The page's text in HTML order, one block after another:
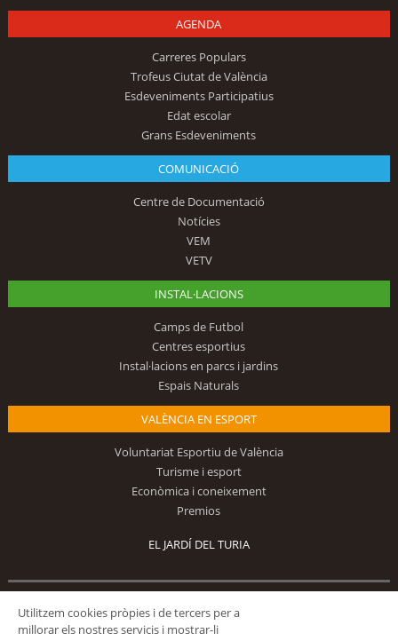
AGENDA
Carreres Populars
Trofeus Ciutat de València
Esdeveniments Participatius
Edat escolar
Grans Esdeveniments
COMUNICACIÓ
Centre de Documentació
Notícies
VEM
VETV
INSTAL·LACIONS
Camps de Futbol
Centres esportius
Instal·lacions en parcs i jardins
Espais Naturals
VALÈNCIA EN ESPORT
Voluntariat Esportiu de València
Turisme i esport
Econòmica i coneixement
Premios
EL JARDÍ DEL TURIA
Utilitzem cookies pròpies i de tercers per a
millorar els nostres servicis i mostrar-li